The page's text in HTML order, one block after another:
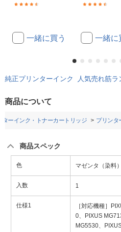
一緒に買う 一緒に
純正プリンターインク 人気売れ筋ラ
商品について
ターインク・トナーカートリッジ プリンタ
商品スペック
色 マゼンタ（染料
入数 1
仕様1
［対応機種］
0、PIXUS
MG5530、